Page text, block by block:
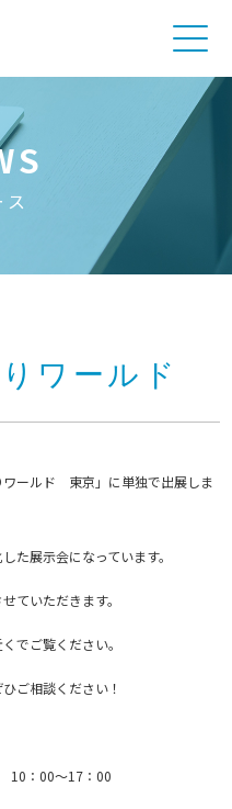
りワールド
ワールド 東京」に単独で出展しま
た展示会になっています。
ていただきます。
でご覧ください。
ご相談ください！
10：00〜17：00